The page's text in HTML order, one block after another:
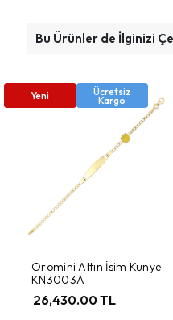
Bu Ürünler de İlginizi
Yeni Ücretsiz
Kargo
Oromini Altın İsim Künye
KN3003A
26,430.00 TL